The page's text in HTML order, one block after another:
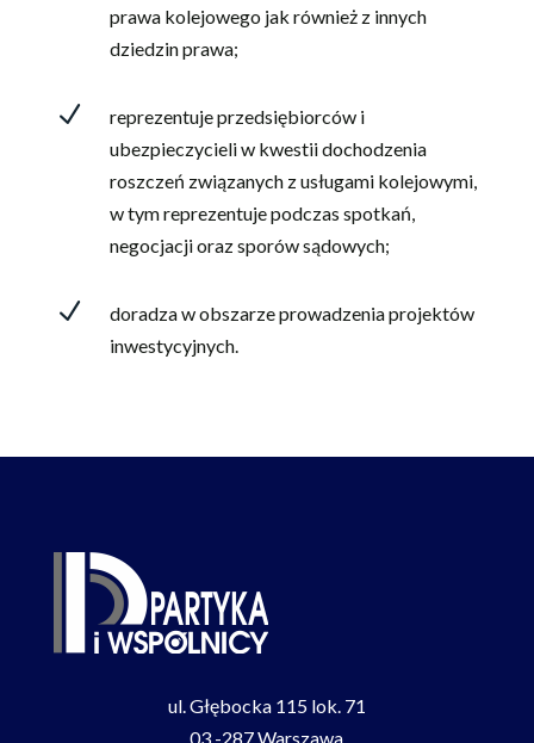
prawa kolejowego jak również z innych
dziedzin prawa;
N
reprezentuje przedsiębiorców i
ubezpieczycieli w kwestii dochodzenia
roszczeń związanych z usługami kolejowymi,
w tym reprezentuje podczas spotkań,
negocjacji oraz sporów sądowych;
N
doradza w obszarze prowadzenia projektów
inwestycyjnych.
ul. Głębocka 115 lok. 71
03 -287 Warszawa